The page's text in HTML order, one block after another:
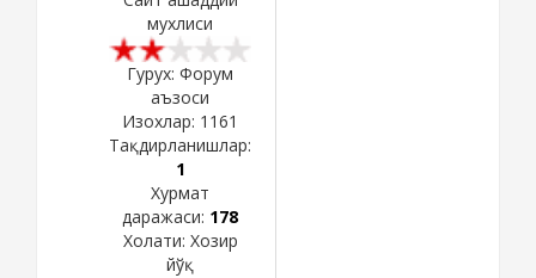
мухлиси
Гурух: Форум
аъзоси
Изохлар: 1161
Тақдирланишлар:
1
Хурмат
даражаси: 178
Холати: Хозир
йўқ